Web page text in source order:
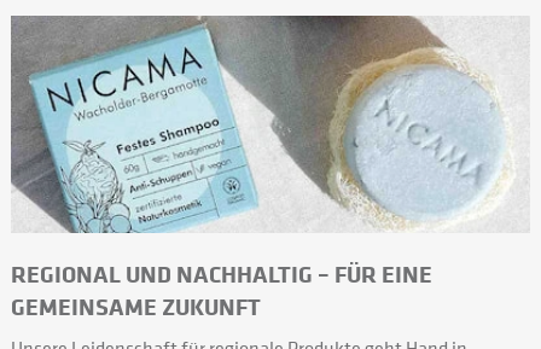
REGIONAL UND NACHHALTIG – FÜR EINE
GEMEINSAME ZUKUNFT